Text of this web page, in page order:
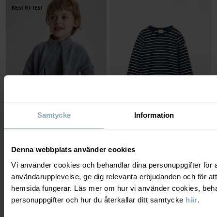
Samtycke Information
Denna webbplats använder cookies
Vi använder cookies och behandlar dina personuppgifter för
användarupplevelse, ge dig relevanta erbjudanden och för
hemsida fungerar. Läs mer om hur vi använder cookies,
personuppgifter och hur du återkallar ditt samtycke här.
BEST IN TEST
Tunn merinoull och extra mjuka sömmar
Stl: 74-140
349 kr
Klassiker sedan 1976
Stl :74-80
229 kr